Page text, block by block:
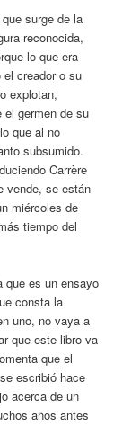
surge de la
reconocida,
lo que era
el creador o su
explotan,
el germen de su
que al no
subsumido.
Carrère
vende, se están
miércoles de
tiempo del
que es un ensayo
consta la
uno, no vaya a
que este libro va
que el
escribió hace
acerca de un
años antes